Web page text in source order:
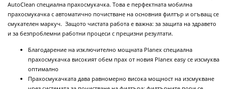
AutoClean специална прахосмукачка. Това е перфектната мобилна
прахосмукачка с автоматично почистване на основния филтър и огъващ се
смукателен маркуч. Защото чистата работа е важна: за защита на здравето
и за безпроблемни работни процеси с прецизни резултати.
Благодарение на изключително мощната Planex специална
прахосмукачка високият обем прах от новия Planex easy се изсмуква
оптимално
Прахосмукачката дава равномерно висока мощност на изсмукване